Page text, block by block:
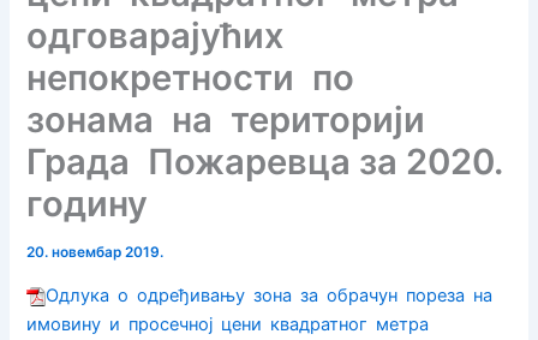
одговарајућих
непокретности по
зонама на територији
Града Пожаревца за 2020.
годину
20. новембар 2019.
Одлука о одређивању зона за обрачун пореза на
имовину и просечној цени квадратног метра